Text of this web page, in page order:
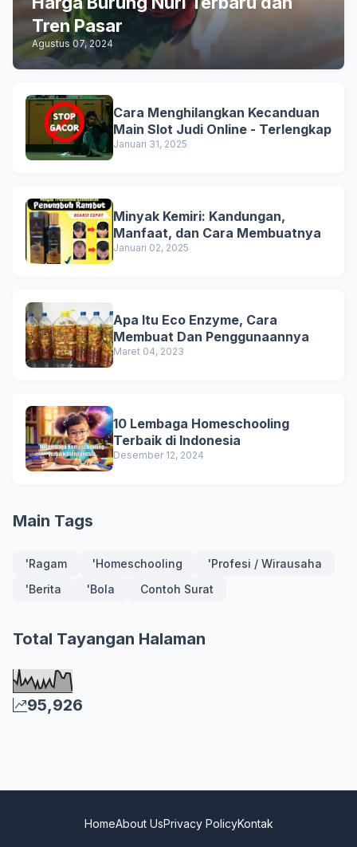
Tren Pasar
Agustus 07, 2024
Cara Menghilangkan Kecanduan
Main Slot Judi Online - Terlengkap
Januari 31, 2025
Minyak Kemiri: Kandungan,
Manfaat, dan Cara Membuatnya
Januari 02, 2025
Apa Itu Eco Enzyme, Cara
Membuat Dan Penggunaannya
Maret 04, 2023
10 Lembaga Homeschooling
Terbaik di Indonesia
Desember 12, 2024
Main Tags
'Ragam 'Homeschooling
'Profesi / Wirausaha
'Berita
'Bola Contoh Surat
Total Tayangan Halaman
95,926
HomeAbout UsPrivacy PolicyKontak